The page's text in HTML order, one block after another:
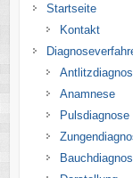
Startseite
Kontakt
Anamnese
Pulsdiagnose